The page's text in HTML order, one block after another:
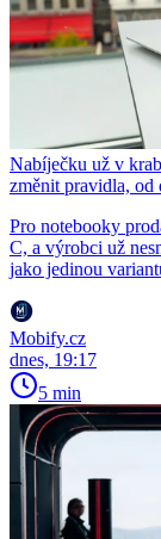
Nabíječku už v
změnit pravidla, od
Pro notebooky
C, a výrobci už
jako jedinou
Mobify.cz
dnes, 19:17
5 min